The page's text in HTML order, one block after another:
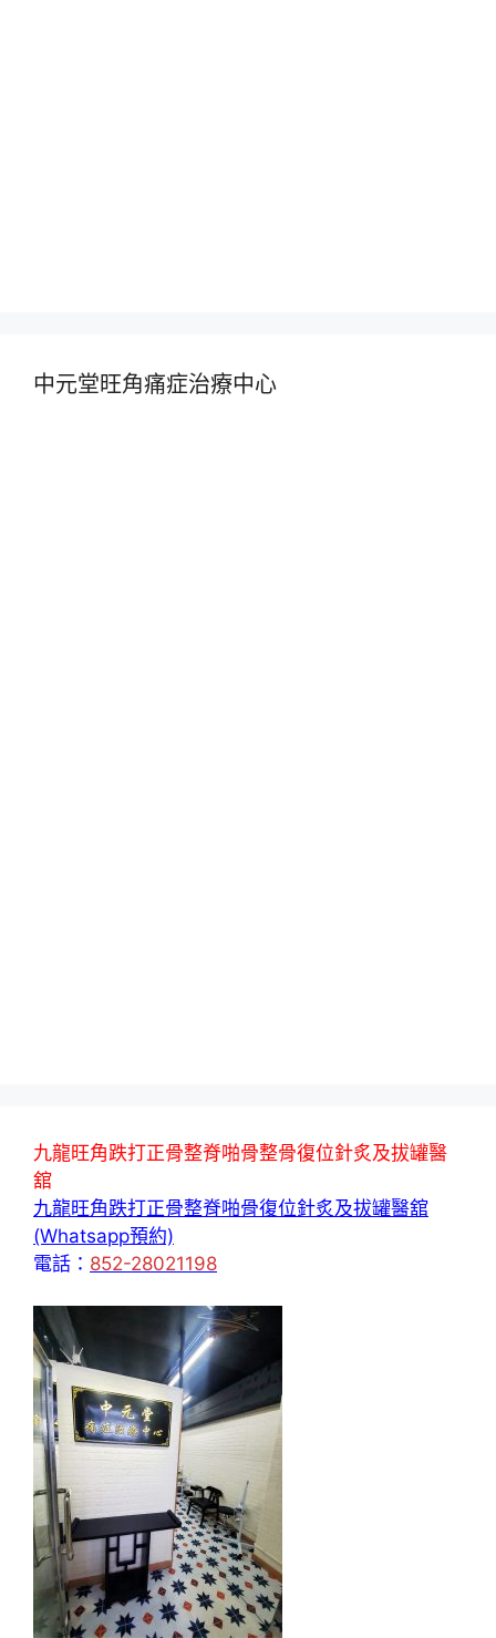
中元堂旺角痛症治療中心
九龍旺角跌打正骨整脊啪骨整骨復位針炙及拔罐醫
舘
九龍旺角跌打正骨整脊啪骨復位針炙及拔罐醫舘
(Whatsapp預約)
電話： 852-28021198